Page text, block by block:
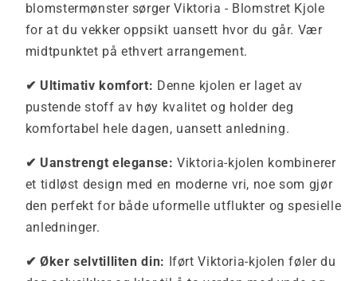
blomstermønster sørger Viktoria - Blomstret Kjole
for at du vekker oppsikt uansett hvor du går. Vær
midtpunktet på ethvert arrangement.
✔ Ultimativ komfort: Denne kjolen er laget av
pustende stoff av høy kvalitet og holder deg
komfortabel hele dagen, uansett anledning.
✔ Uanstrengt eleganse:Viktoria-kjolen kombinerer
et tidløst design med en moderne vri, noe som gjør
den perfekt for både uformelle utflukter og spesielle
anledninger.
✔ Øker selvtilliten din: Iført Viktoria-kjolen føler du